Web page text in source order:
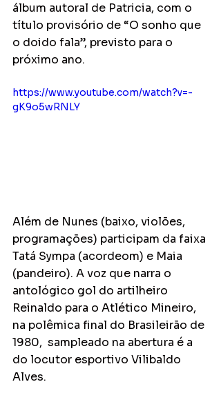
álbum autoral de Patricia, com o
título provisório de “O sonho que
o doido fala”, previsto para o
próximo ano.
https://www.youtube.com/watch?v=-
gK9o5wRNLY
Além de Nunes (baixo, violões,
programações) participam da faixa
Tatá Sympa (acordeom) e Maia
(pandeiro). A voz que narra o
antológico gol do artilheiro
Reinaldo para o Atlético Mineiro,
na polêmica final do Brasileirão de
1980,  sampleado na abertura é a
do locutor esportivo Vilibaldo
Alves.